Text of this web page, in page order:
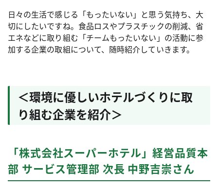
日々の生活で感じる「もったいない」と思う気持ち、大
切にしたいですね。食品ロスやプラスチックの削減、省
エネなどに取り組む「チームもったいない」の活動に参
加する企業の取組について、随時紹介していきます。
＜環境に優しいホテルづくりに取
り組む企業を紹介＞
「株式会社スーパーホテル」経営品質本
部 サービス管理部 次長 中野吉崇さん